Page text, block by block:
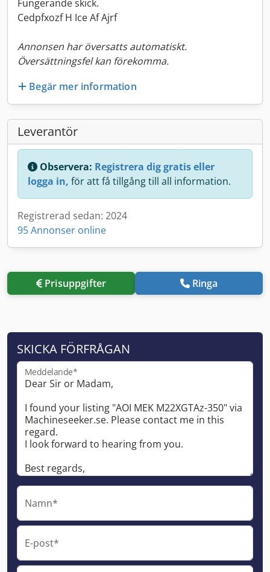
Fungerande skick.
Cedpfxozf H Ice Af Ajrf
Annonsen har översatts automatiskt.
Översättningsfel kan förekomma.
Begär mer information
Leverantör
Observera: Registrera dig gratis eller
logga in, för att få tillgång till all information.
Registrerad sedan: 2024
95 Annonser online
Prisuppgifter Ringa
SKICKA FÖRFRÅGAN
Meddelande*
Namn*
E-post*